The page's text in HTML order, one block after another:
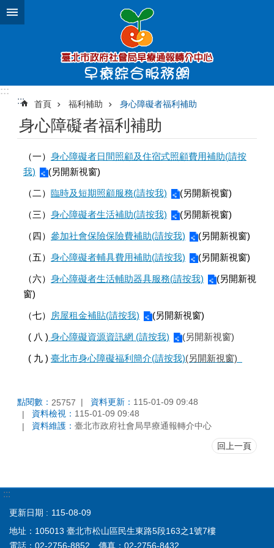
跳到主要內容區塊
:::
:::
首頁 福利補助 身心障礙者福利補助
身心障礙者福利補助
（一） 身心障礙者日間照顧及住宿式照顧費用補助(請按
我)
(另開新視窗)
（二） 臨時及短期照顧服務(請按我) (另開新視窗)
（三） 身心障礙者生活補助(請按我) (另開新視窗)
（四） 參加社會保險保險費補助(請按我) (另開新視窗)
（五） 身心障礙者輔具費用補助(請按我) (另開新視窗)
（六） 身心障礙者生活輔助器具服務(請按我)
(另開新視
窗)
（七） 房屋租金補貼(請按我) (另開新視窗)
( 八 ) 身心障礙資源資訊網 (請按我) (另開新視窗)
( 九 ) 臺北市身心障礙福利簡介(請按我)(另開新視窗)
點閱數： 25757 資料更新： 115-01-09 09:48
資料檢視： 115-01-09 09:48
資料維護： 臺北市政府社會局早療通報轉介中心
回上一頁
:::
更新日期
115-08-09
地址：105013 臺北市松山區民生東路5段163之1號7樓
電話：02-2756-8852 傳真：02-2756-8432